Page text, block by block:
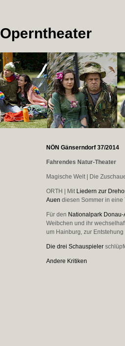
Operntheater
NÖN Gänserndorf 37/2014
Fahrendes Natur-Theater
Magische Welt | Die
ORTH | Mit Liedern zur
Auen diesen Sommer in eine
Für den Nationalpark
Weibchen und ihr
um Hainburg, zur
Die drei Schauspieler
Andere Kritiken